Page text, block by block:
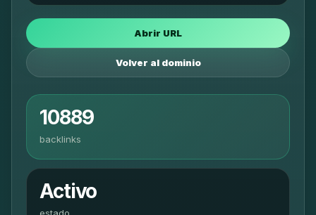
Abrir URL
Volver al dominio
10889
backlinks
Activo